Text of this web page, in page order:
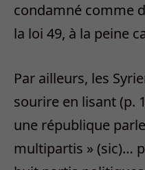
condamné comme
la loi 49, à la peine
Par ailleurs, les
sourire en lisant (p.
une république
multipartis » (sic)…